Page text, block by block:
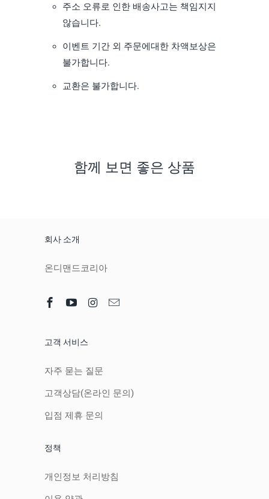
주소 오류로 인한 배송사고는 책임지지
않습니다.
이벤트 기간 외 주문에대한 차액보상은
불가합니다.
교환은 불가합니다.
함께 보면 좋은 상품
회사 소개
온디맨드코리아
고객 서비스
자주 묻는 질문
고객상담(온라인 문의)
입점 제휴 문의
정책
개인정보 처리방침